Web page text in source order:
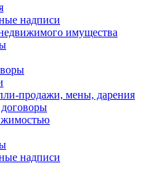
надписи
имущества
продажи, мены, дарения
надписи